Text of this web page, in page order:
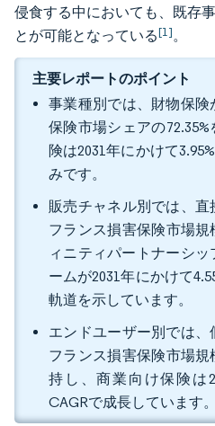
侵食する中においても、既存
とが可能となっている[1]。
主要レポートのポイント
事業種別では、財物保険
保険市場シェアの
険は2031年にかけて
みです。
販売チャネル別では、直
フランス損害保険市場規
ィニティパートナーシ
ームが2031年にかけて
軌道を示しています。
エンドユーザー別では、
フランス損害保険市場規
持し、商業向け保険は
CAGRで成長しています。